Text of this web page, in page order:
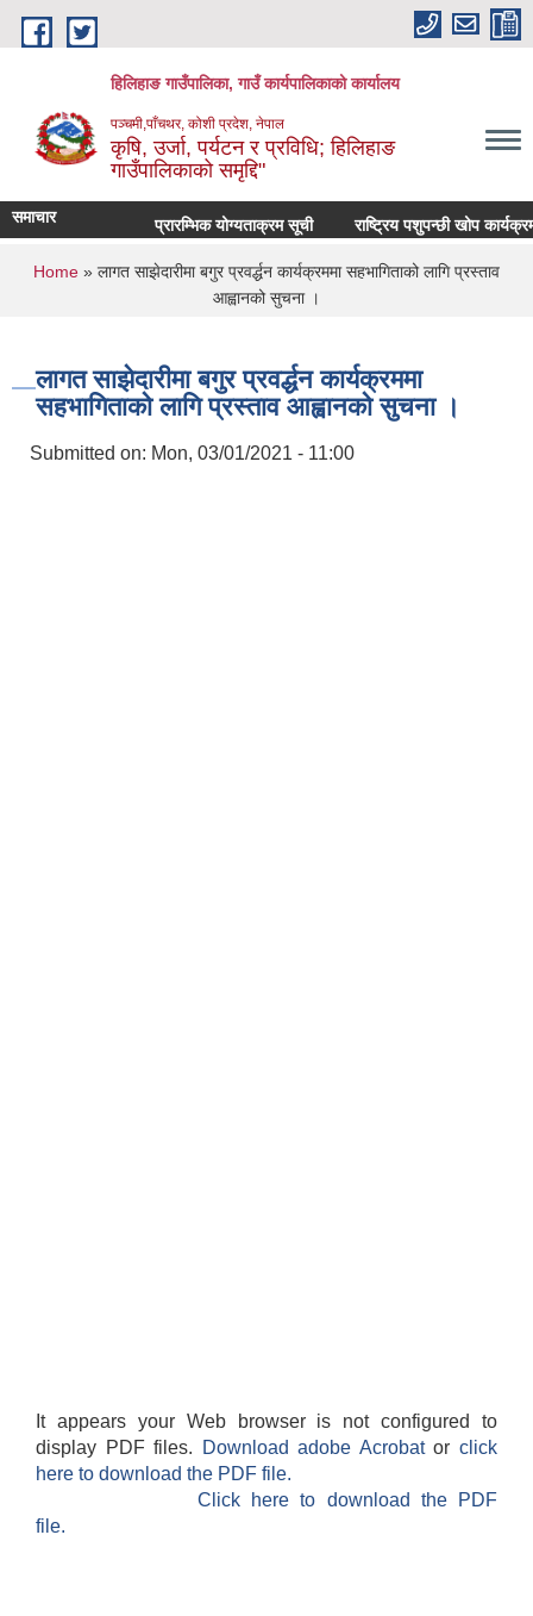
Skip to main content
हिलिहाङ गाउँपालिका, गाउँ कार्यपालिकाको कार्यालय
पञ्चमी,पाँचथर, कोशी प्रदेश, नेपाल
कृषि, उर्जा, पर्यटन र प्रविधि; हिलिहाङ
गाउँपालिकाको समृद्दि"
समाचार प्रारम्भिक योग्यताक्रम सूची राष्ट्रिय पशुपन्छी खोप
You are here
Home » लागत साझेदारीमा बगुर प्रवर्द्धन कार्यक्रममा सहभागिताको लागि प्रस्ताव
आह्वानको सुचना ।
लागत साझेदारीमा बगुर प्रवर्द्धन कार्यक्रममा
सहभागिताको लागि प्रस्ताव आह्वानको सुचना ।
Submitted on: Mon, 03/01/2021 - 11:00
It appears your Web browser is not configured to
display PDF files.
Download adobe Acrobatorclick
here to download the PDF file.
Click here to download the PDF
file.